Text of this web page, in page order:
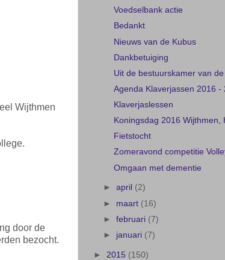
Wijthmen
door de
bezocht.
Voedselbank actie
Bedankt
Nieuws van de Kubus
Dankbetuiging
Uit de bestuurskamer van de
Agenda Klaverjassen 2016 -
Klaverjaslessen
Koningsdag 2016 Wijthmen,
Fietstocht
Zomeravond competitie
Omgaan met dementie
►april (2)
► maart (16)
►februari (7)
► januari (7)
► 2015 (150)